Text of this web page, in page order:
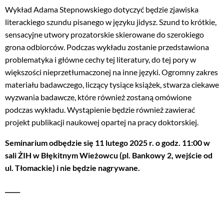
Wykład Adama Stepnowskiego dotyczyć będzie zjawiska
literackiego szundu pisanego w języku jidysz. Szund to krótkie,
sensacyjne utwory prozatorskie skierowane do szerokiego
grona odbiorców. Podczas wykładu zostanie przedstawiona
problematyka i główne cechy tej literatury, do tej pory w
większości nieprzetłumaczonej na inne języki. Ogromny zakres
materiału badawczego, liczący tysiące książek, stwarza ciekawe
wyzwania badawcze, które również zostaną omówione
podczas wykładu. Wystąpienie będzie również zawierać
projekt publikacji naukowej opartej na pracy doktorskiej.
Seminarium odbędzie się 11 lutego 2025 r. o godz. 11:00 w
sali ŻIH w Błękitnym Wieżowcu (pl. Bankowy 2, wejście od
ul. Tłomackie) i nie będzie nagrywane.